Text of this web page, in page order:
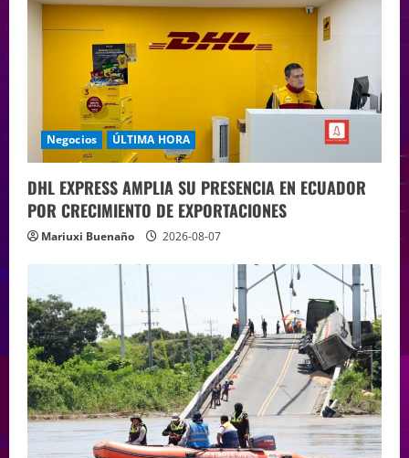
Negocios ÚLTIMA HORA
DHL EXPRESS AMPLIA SU PRESENCIA EN ECUADOR
POR CRECIMIENTO DE EXPORTACIONES
Mariuxi Buenaño 2026-08-07